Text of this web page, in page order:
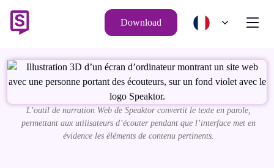
Download
L’outil de narration Web de Speaktor convertit le texte en parole,
permettant aux utilisateurs d’écouter pendant que l’interface met en
évidence les éléments de contenu pertinents.